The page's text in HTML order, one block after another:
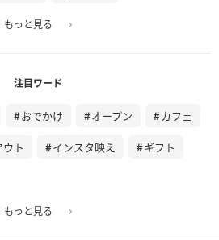
もっと見る
注目ワード
おでかけ オープン カフェ
ト インスタ映え ギフト
もっと見る